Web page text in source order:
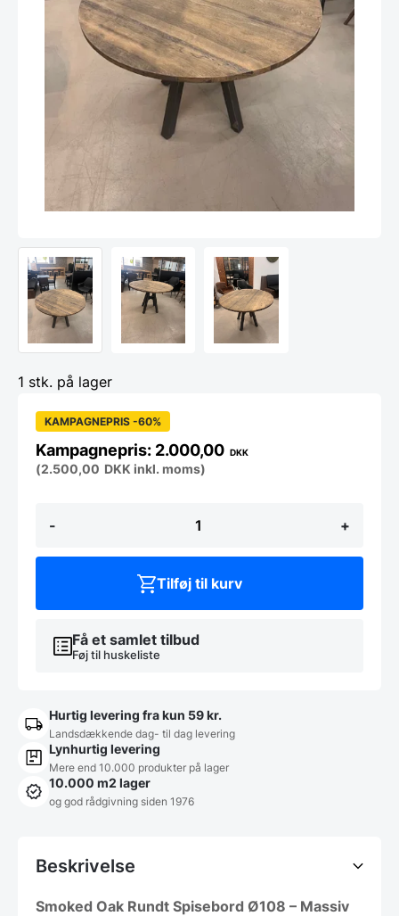
1 stk. på lager
-
egetræsbord
portland
+
KAMPAGNEPRIS -60%
2.000,00 DKK
(2.500,00 DKK inkl. moms)
Få et samlet tilbud
Føj til huskeliste
Tilføj til kurv
Hurtig levering fra kun 59 kr.
Landsdækkende dag- til dag levering
Lynhurtig levering
Mere end 10.000 produkter på lager
10.000 m2 lager
og god rådgivning siden 1976
Beskrivelse
Smoked Oak Rundt Spisebord Ø108 – Massiv